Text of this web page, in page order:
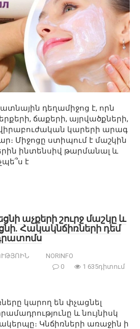
դեղամիջոց է, որն
ճաքերի, այրվածքների,
կարերի արագ
Միջոցը ստիպում է մաշկին
ինտենսիվ թարմանալ և
է
աչքերի շուրջ մաշկը և
Հակակնճիռների դեմ
NORINFO
0
1 635դիտում
կարող են փչացնել
և նույնիսկ
Կնճիռների առաջին ի